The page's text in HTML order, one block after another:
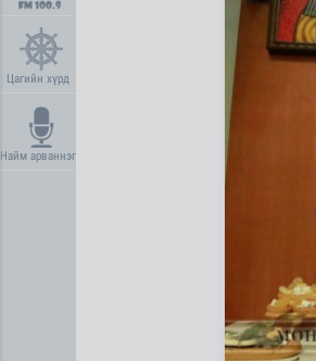
Цагийн хүрд
Найм арваннэг